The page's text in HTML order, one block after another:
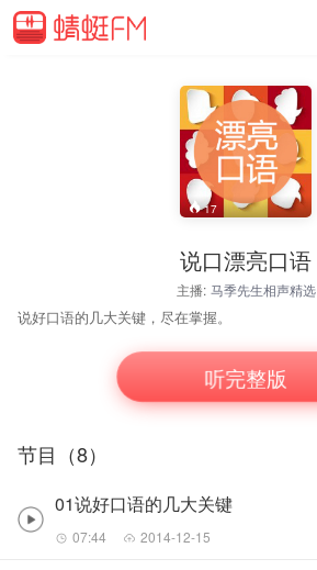
17
说口漂亮口语
主播: 马季先生相声精选
说好口语的几大关键，尽在掌握。
听完整版
节目（8）
01说好口语的几大关键
07:44 2014-12-15